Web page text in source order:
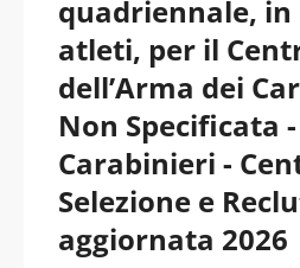
quadriennale,
atleti, per il
dell’Arma dei
Non Specificata
Carabinieri -
Selezione e
aggiornata 2026